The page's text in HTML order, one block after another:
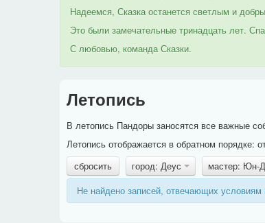
Надеемся, Сказка останется светлым и
Это были замечательные тринадцать лет.
С любовью, команда Сказки.
Летопись
В летопись Пандоры заносятся все важные
Летопись отображается в обратном порядке:
сбросить
город: Деус
мастер: Юн-
Не найдено записей, отвечающих условиям